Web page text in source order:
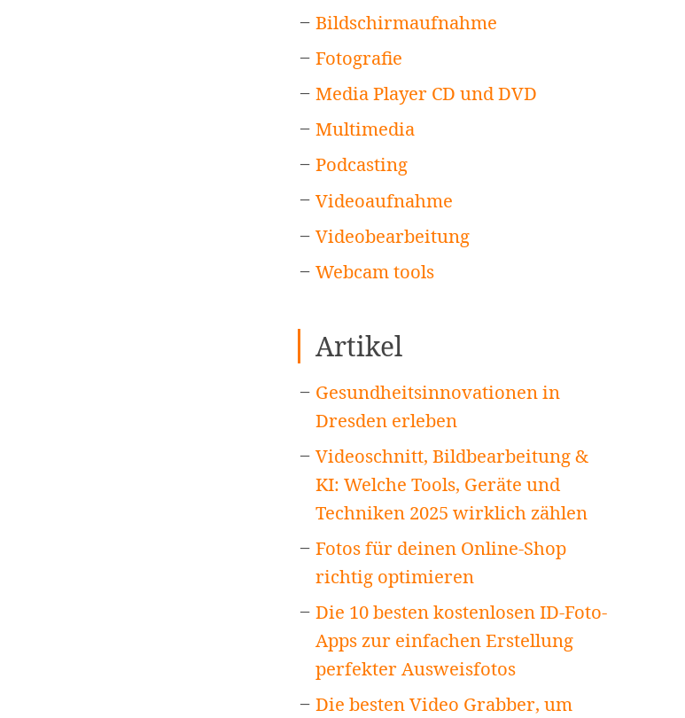
Bildschirmaufnahme
Fotografie
Media Player CD und DVD
Multimedia
Podcasting
Videoaufnahme
Videobearbeitung
Webcam tools
Artikel
Gesundheitsinnovationen in
Dresden erleben
Videoschnitt, Bildbearbeitung &
KI: Welche Tools, Geräte und
Techniken 2025 wirklich zählen
Fotos für deinen Online-Shop
richtig optimieren
Die 10 besten kostenlosen ID-Foto-
Apps zur einfachen Erstellung
perfekter Ausweisfotos
Die besten Video Grabber, um